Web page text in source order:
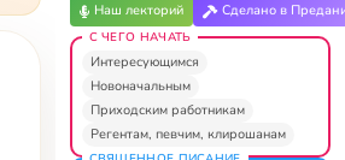
Наш лекторий Сделано в
С ЧЕГО НАЧАТЬ
Интересующимся
Новоначальным
Приходским работникам
Регентам, певчим, клирошанам